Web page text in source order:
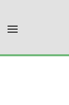
Skip to